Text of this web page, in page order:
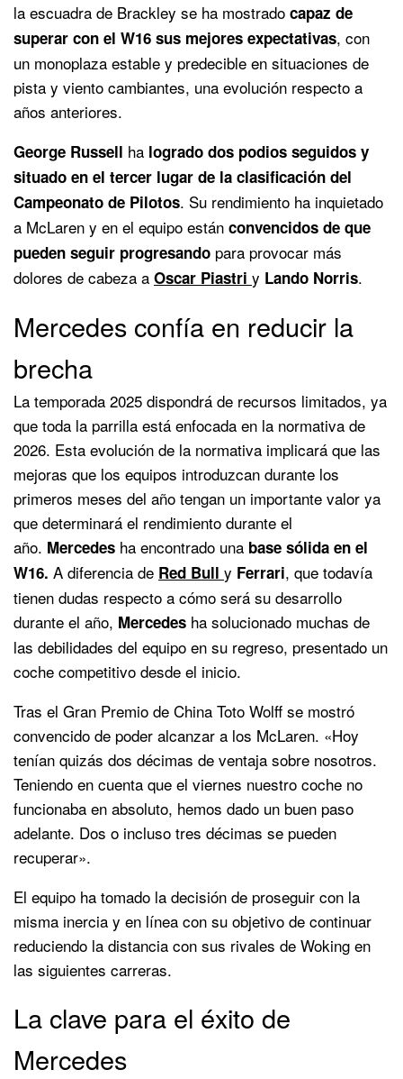
la escuadra de Brackley se ha mostrado capaz de
superar con el W16 sus mejores expectativas, con
un monoplaza estable y predecible en situaciones de
pista y viento cambiantes, una evolución respecto a
años anteriores.
George Russell ha logrado dos podios seguidos y
situado en el tercer lugar de la clasificación del
Campeonato de Pilotos. Su rendimiento ha inquietado
a McLaren y en el equipo están convencidos de que
pueden seguir progresando para provocar más
dolores de cabeza a Oscar Piastri y Lando Norris.
Mercedes confía en reducir la
brecha
La temporada 2025 dispondrá de recursos limitados, ya
que toda la parrilla está enfocada en la normativa de
2026. Esta evolución de la normativa implicará que las
mejoras que los equipos introduzcan durante los
primeros meses del año tengan un importante valor ya
que determinará el rendimiento durante el
año. Mercedes ha encontrado una base sólida en el
W16. A diferencia de Red Bull y Ferrari, que todavía
tienen dudas respecto a cómo será su desarrollo
durante el año, Mercedes ha solucionado muchas de
las debilidades del equipo en su regreso, presentado un
coche competitivo desde el inicio.
Tras el Gran Premio de China Toto Wolff se mostró
convencido de poder alcanzar a los McLaren. «Hoy
tenían quizás dos décimas de ventaja sobre nosotros.
Teniendo en cuenta que el viernes nuestro coche no
funcionaba en absoluto, hemos dado un buen paso
adelante. Dos o incluso tres décimas se pueden
recuperar».
El equipo ha tomado la decisión de proseguir con la
misma inercia y en línea con su objetivo de continuar
reduciendo la distancia con sus rivales de Woking en
las siguientes carreras.
La clave para el éxito de
Mercedes